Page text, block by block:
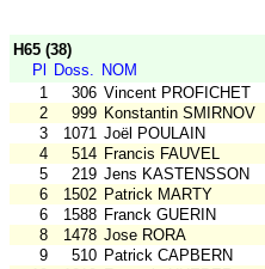
H65 (38)
Pl
Doss. NOM
1
306 Vincent PROFICHET
2
999 Konstantin SMIRNOV
3
1071 Joël POULAIN
4
514 Francis FAUVEL
5
219 Jens KASTENSSON
6
1502 Patrick MARTY
6
1588 Franck GUERIN
8
1478 Jose RORA
9
510 Patrick CAPBERN